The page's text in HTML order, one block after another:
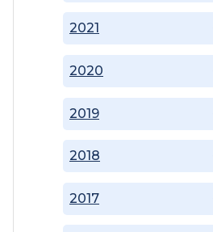
2017
2018
2019
2020
2021